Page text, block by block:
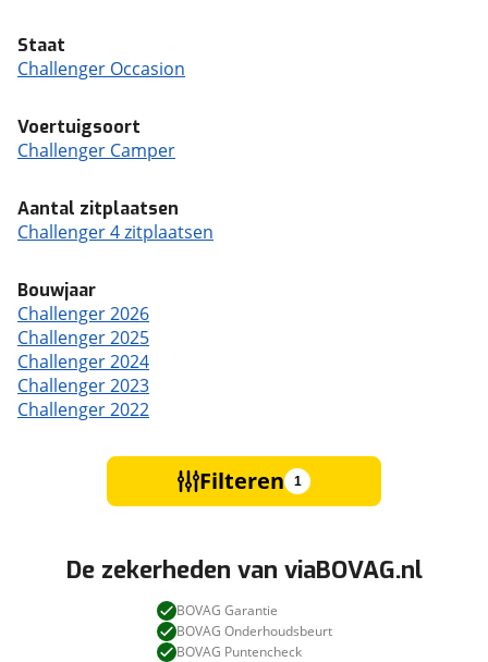
Staat
Challenger Occasion
Voertuigsoort
Challenger Camper
Aantal zitplaatsen
Challenger 4 zitplaatsen
Bouwjaar
Challenger 2026
Challenger 2025
Challenger 2024
Challenger 2023
Challenger 2022
Filteren 1
De zekerheden van viaBOVAG.nl
BOVAG Garantie
BOVAG Onderhoudsbeurt
BOVAG Puntencheck